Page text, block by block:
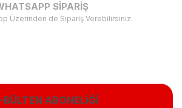
SİPARİŞ
Üzerinden de Sipariş Verebilirsiniz.
BÜLTEN ABONELİĞİ